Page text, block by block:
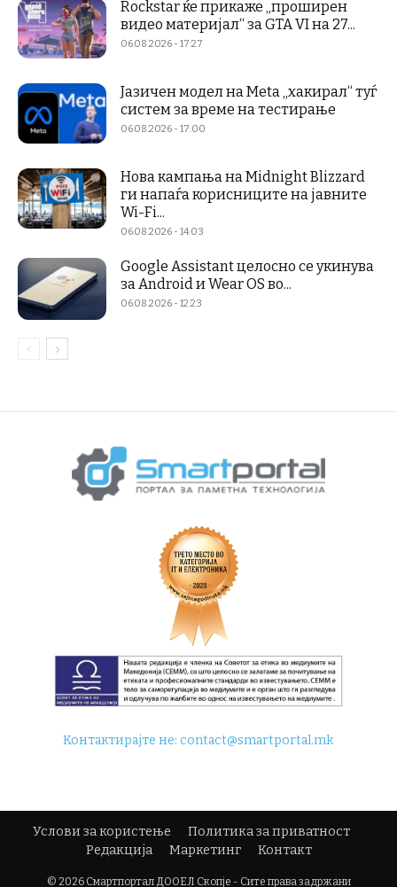
Rockstar ќе прикаже „проширен
видео материјал“ за GTA VI на 27...
06.08.2026 - 17:27
Јазичен модел на Meta „хакирал“ туѓ
систем за време на тестирање
06.08.2026 - 17:00
Нова кампања на Midnight Blizzard
ги напаѓа корисниците на јавните
Wi-Fi...
06.08.2026 - 14:03
Google Assistant целосно се укинува
за Android и Wear OS во...
06.08.2026 - 12:23
Контактирајте не:contact@smartportal.mk
Услови за користење
Политика за приватност
Редакција
Маркетинг Контакт
© 2026 Смартпортал ДООЕЛ Скопје - Сите права задржани